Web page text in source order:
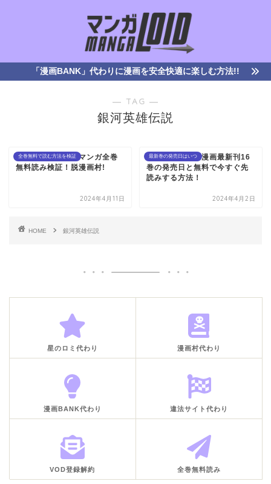
「漫画BANK」代わりに漫画を安全快適に楽しむ方法!!
― TAG ―
銀河英雄伝説
全巻無料で読む方法を検証
「銀河英雄伝説」マンガ全巻
無料読み検証！脱漫画村!
2024年4月11日
最新巻の発売日はいつ
銀河英雄伝説｜漫画最新刊16
巻の発売日と無料で今すぐ先
読みする方法！
2024年4月2日
HOME 銀河英雄伝説
星のロミ代わり 漫画村代わり
漫画BANK代わり 違法サイト代わり
VOD登録解約 全巻無料読み